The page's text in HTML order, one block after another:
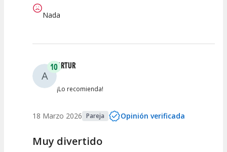
Nada
A
10ARTUR
¡Lo recomienda!
18 Marzo 2026 Pareja Opinión verificada
Muy divertido